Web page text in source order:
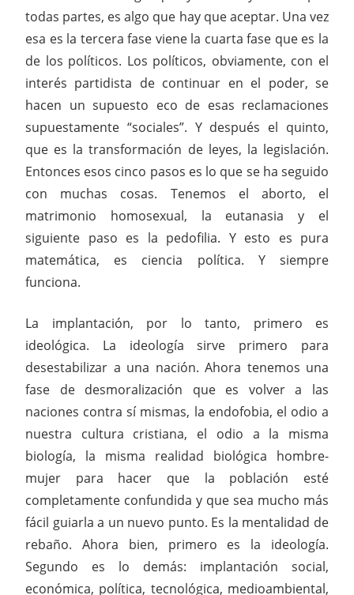
todas partes, es algo que hay que aceptar. Una vez
esa es la tercera fase viene la cuarta fase que es la
de los políticos. Los políticos, obviamente, con el
interés partidista de continuar en el poder, se
hacen un supuesto eco de esas reclamaciones
supuestamente “sociales”. Y después el quinto,
que es la transformación de leyes, la legislación.
Entonces esos cinco pasos es lo que se ha seguido
con muchas cosas. Tenemos el aborto, el
matrimonio homosexual, la eutanasia y el
siguiente paso es la pedofilia. Y esto es pura
matemática, es ciencia política. Y siempre
funciona.
La implantación, por lo tanto, primero es
ideológica. La ideología sirve primero para
desestabilizar a una nación. Ahora tenemos una
fase de desmoralización que es volver a las
naciones contra sí mismas, la endofobia, el odio a
nuestra cultura cristiana, el odio a la misma
biología, la misma realidad biológica hombre-
mujer para hacer que la población esté
completamente confundida y que sea mucho más
fácil guiarla a un nuevo punto. Es la mentalidad de
rebaño. Ahora bien, primero es la ideología.
Segundo es lo demás: implantación social,
económica, política, tecnológica, medioambiental,